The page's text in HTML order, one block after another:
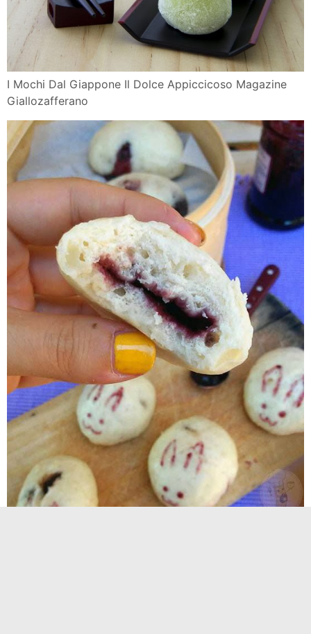
I Mochi Dal Giappone Il Dolce Appiccicoso Magazine
Giallozafferano